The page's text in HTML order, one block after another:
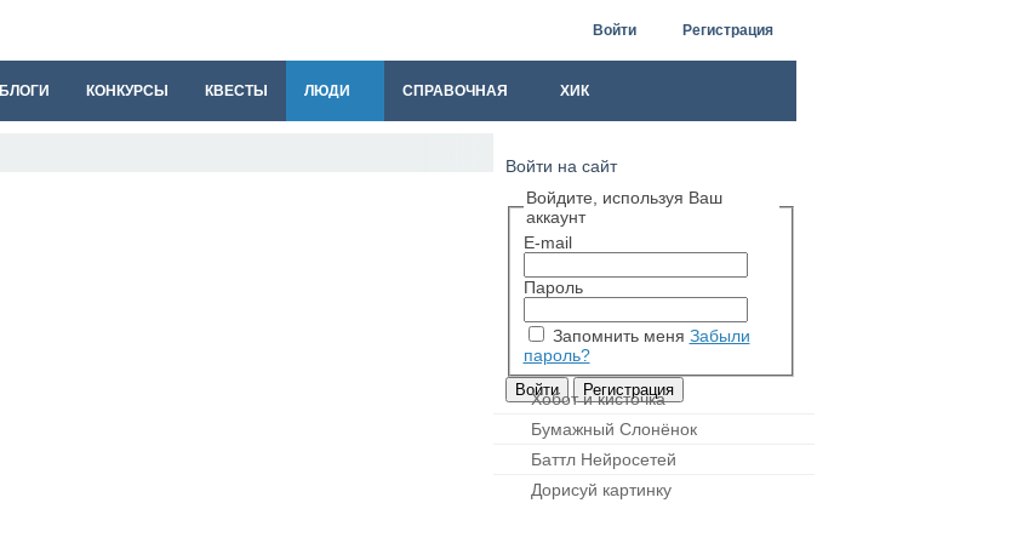
Войти Регистрация
БЛОГИ КОНКУРСЫ КВЕСТЫ ЛЮДИ СПРАВОЧНАЯ ХИК
Войти на сайт
Войдите, используя Ваш
аккаунт
E-mail
Пароль
Запомнить меня Забыли
пароль?
Хобот и кисточка
Бумажный Слонёнок
Баттл Нейросетей
Дорисуй картинку